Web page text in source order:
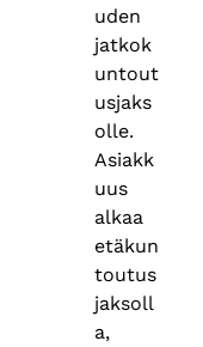
uden
jatkok
untout
usjaks
olle.
Asiakk
uus
alkaa
etäkun
toutus
jaksoll
a,